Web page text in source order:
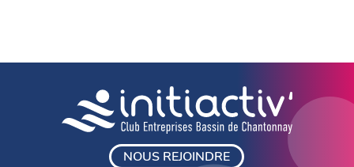
NOUS REJOINDRE